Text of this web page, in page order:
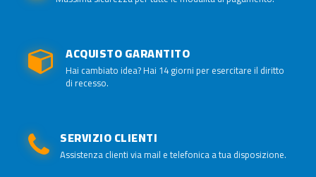
ACQUISTO GARANTITO
Hai cambiato idea? Hai 14 giorni per esercitare il diritto
di recesso.
SERVIZIO CLIENTI
Assistenza clienti via mail e telefonica a tua disposizione.